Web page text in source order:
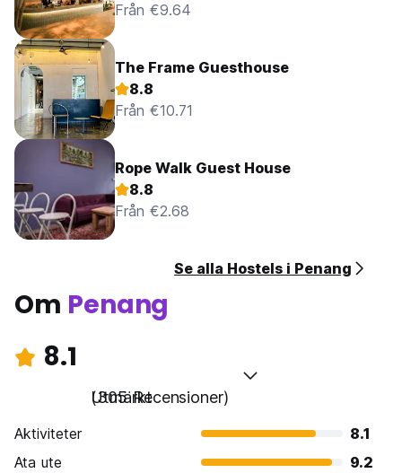
Från €9.64
The Frame Guesthouse
8.8
Från €10.71
Rope Walk Guest House
8.8
Från €2.68
Se alla Hostels i Penang
Om Penang
8.1
Utmärkt
(305 Recensioner)
Aktiviteter
8.1
Ata ute
9.2